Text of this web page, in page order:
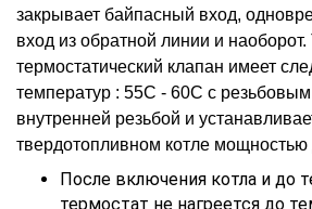
закрывает байпасный вход,
вход из обратной линии и
термостатический клапан имеет
температур : 55С - 60С с
внутренней резьбой и
твердотопливном котле мощностью
После включения котла и до
термостат не нагреется до